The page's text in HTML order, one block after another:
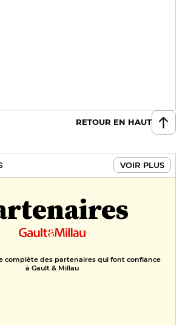
RETOUR EN HAUT
VOIR PLUS
complète des partenaires qui font confiance
à Gault & Millau